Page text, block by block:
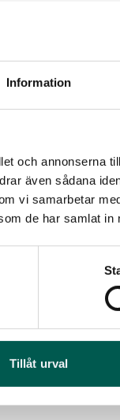
Information
och annonserna
även sådana
vi samarbetar
de har samlat in
Tillåt urval